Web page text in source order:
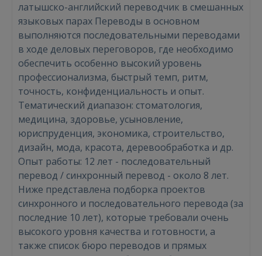
Войти
латышско-английский переводчик в смешанных
языковых парах Переводы в основном
выполняются последовательными переводами
в ходе деловых переговоров, где необходимо
обеспечить особенно высокий уровень
профессионализма, быстрый темп, ритм,
точность, конфиденциальность и опыт.
Тематический диапазон: стоматология,
медицина, здоровье, усыновление,
юриспруденция, экономика, строительство,
дизайн, мода, красота, деревообработка и др.
Опыт работы: 12 лет - последовательный
перевод / синхронный перевод - около 8 лет.
Ниже представлена подборка проектов
синхронного и последовательного перевода (за
последние 10 лет), которые требовали очень
высокого уровня качества и готовности, а
также список бюро переводов и прямых